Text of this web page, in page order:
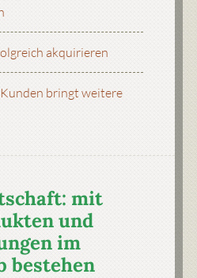
akquirieren
bringt weitere
mit
und
im
bestehen